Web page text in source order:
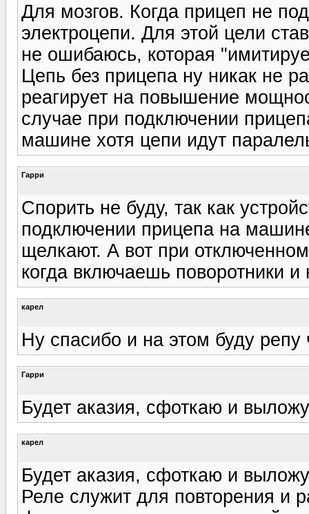
Для мозгов. Когда прицеп не
электроцепи. Для этой цели
не ошибаюсь, которая
Цепь без прицепа ну никак не
реагирует на повышение
случае при подключении
машине хотя цепи идут
Гарри
Спорить не буду, так как
подключении прицепа на
щелкают. А вот при
когда включаешь поворотники
карел
Ну спасибо и на этом буду репу
Гарри
Будет аказия, сфоткаю и
карел
Будет аказия, сфоткаю и
Реле служит для повторения и